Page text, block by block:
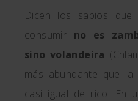
Dicen los sabios
consumir no es
sino volandeira
más abundante que
casi igual de rico. En